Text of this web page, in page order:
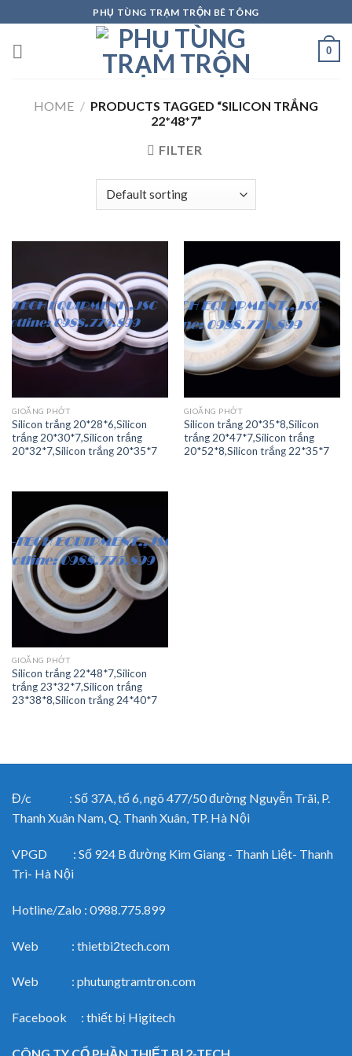
to
content
PHỤ TÙNG TRẠM TRỘN BÊ TÔNG
0
HOME / PRODUCTS TAGGED “SILICON TRẮNG
22*48*7”
FILTER
GIOĂNG PHỚT
Silicon trắng 20*28*6,Silicon
trắng 20*30*7,Silicon trắng
20*32*7,Silicon trắng 20*35*7
GIOĂNG PHỚT
Silicon trắng 20*35*8,Silicon
trắng 20*47*7,Silicon trắng
20*52*8,Silicon trắng 22*35*7
GIOĂNG PHỚT
Silicon trắng 22*48*7,Silicon
trắng 23*32*7,Silicon trắng
23*38*8,Silicon trắng 24*40*7
Đ/c : Số 37A, tổ 6, ngõ 477/50 đường Nguyễn Trãi, P.
Thanh Xuân Nam, Q. Thanh Xuân, TP. Hà Nội
VPGD : Số 924 B đường Kim Giang - Thanh Liệt- Thanh
Trì- Hà Nội
Hotline/Zalo : 0988.775.899
Web : thietbi2tech.com
Web : phutungtramtron.com
Facebook : thiết bị Higitech